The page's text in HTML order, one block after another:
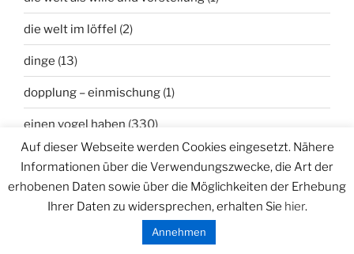
die welt im löffel (2)
dinge (13)
dopplung – einmischung (1)
einen vogel haben (330)
Elemente und Ursprünge(6)
Ensemble MY WIFE(12)
Auf dieser Webseite werden Cookies eingesetzt. Nähere
Informationen über die Verwendungszwecke, die Art der
erhobenen Daten sowie über die Möglichkeiten der Erhebung
Ihrer Daten zu widersprechen, erhalten Sie hier.
Annehmen